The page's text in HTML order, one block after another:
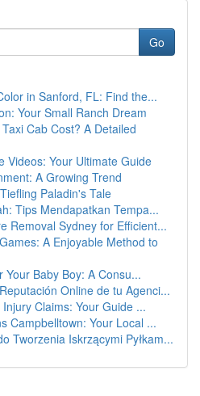
Go
in Sanford, FL: Find the...
Your Small Ranch Dream
Cab Cost? A Detailed
Videos: Your Ultimate Guide
A Growing Trend
Paladin's Tale
Tips Mendapatkan Tempa...
Removal Sydney for Efficient...
A Enjoyable Method to
Your Baby Boy: A Consu...
Online de tu Agenci...
Claims: Your Guide ...
Campbelltown: Your Local ...
Tworzenia Iskrzącymi Pyłkam...